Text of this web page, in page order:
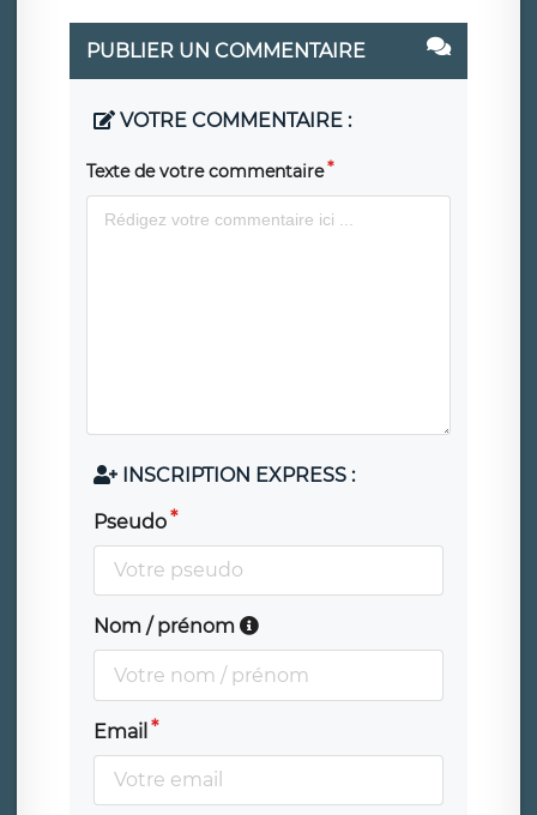
PUBLIER UN COMMENTAIRE
VOTRE COMMENTAIRE :
Texte de votre commentaire
INSCRIPTION EXPRESS :
Pseudo
Nom / prénom
Email